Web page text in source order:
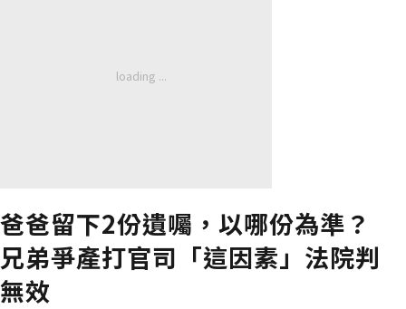
爸爸留下2份遺囑，以哪份為準？
兄弟爭產打官司「這因素」法院判
無效